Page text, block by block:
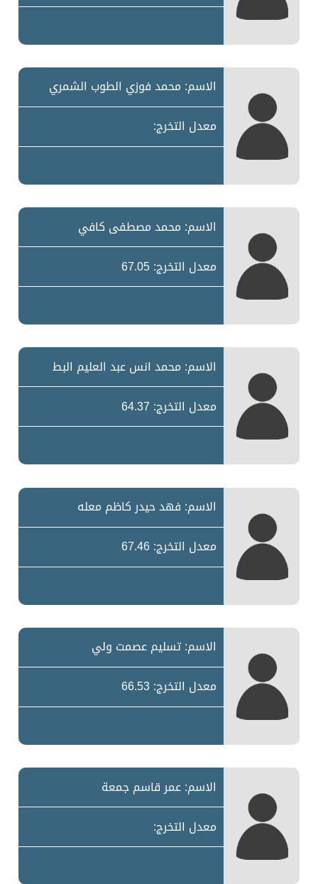
الاسم: محمد فوزي الطوب الشمري
معدل التخرج:
الاسم: محمد مصطفى كافي
معدل التخرج: 67.05
الاسم: محمد انس عبد العليم البط
معدل التخرج: 64.37
الاسم: فهد حيدر كاظم معله
معدل التخرج: 67.46
الاسم: تسليم عصمت ولي
معدل التخرج: 66.53
الاسم: عمر قاسم جمعة
معدل التخرج: